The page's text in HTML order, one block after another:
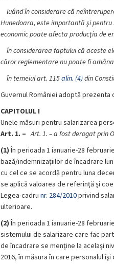
luând în considerare că
Hunedoara, este importantă şi
economic poate afecta producţia de
în considerarea faptului că aceste
căror reglementare nu poate fi
în temeiul art. 115alin. (4)din
Guvernul României adoptă prezenta
CAPITOLUL I
Unele măsuri pentru salarizarea
Art. 1. – Art. 1. – a fost derogat prin
(1)În perioada 1 ianuarie-28
bază/indemnizaţiilor de încadrare
cu cel ce se acordă pentru luna
se aplică valoarea de referinţă şi
Legea-cadru nr. 284/2010privind
ulterioare.
(2)În perioada 1 ianuarie-28
sistemului de salarizare care fac
de încadrare se menţine la acelaşi
2016, în măsura în care personalul